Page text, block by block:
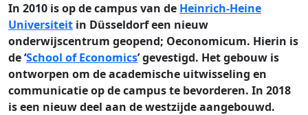
In 2010 is op de campus van de Heinrich-Heine
Universiteit in Düsseldorf een nieuw
onderwijscentrum geopend; Oeconomicum. Hierin is
de ‘School of Economics’ gevestigd. Het gebouw is
ontworpen om de academische uitwisseling en
communicatie op de campus te bevorderen. In 2018
is een nieuw deel aan de westzijde aangebouwd.